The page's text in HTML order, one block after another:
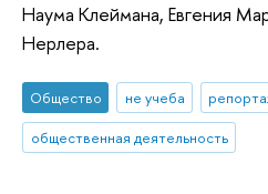
Наума Клеймана, Евгения
Нерлера.
Общество не учеба
общественная деятельность